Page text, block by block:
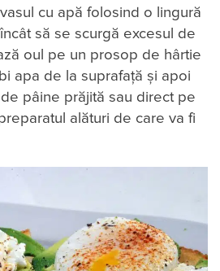
cu apă folosind o lingură
să se scurgă excesul de
oul pe un prosop de hârtie
apa de la suprafață și apoi
pâine prăjită sau direct pe
alături de care va fi